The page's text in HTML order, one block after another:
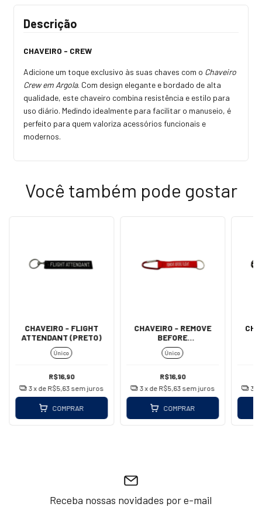
Descrição
CHAVEIRO - CREW
Adicione um toque exclusivo às suas chaves com o Chaveiro
Crew em Argola. Com design elegante e bordado de alta
qualidade, este chaveiro combina resistência e estilo para
uso diário. Medindo idealmente para facilitar o manuseio, é
perfeito para quem valoriza acessórios funcionais e
modernos.
Você também pode gostar
CHAVEIRO - FLIGHT
ATTENDANT (PRETO)
Único
R$16,90
3x de R$5,63 sem juros
COMPRAR
CHAVEIRO - REMOVE
BEFORE
FLIGHT/IMPORTADO
(MOSQUETÃO -
Único
R$16,90
3x de R$5,63 sem juros
COMPRAR
3
Receba nossas novidades por e-mail